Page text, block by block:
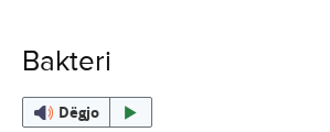
Bakteri
Dëgjo